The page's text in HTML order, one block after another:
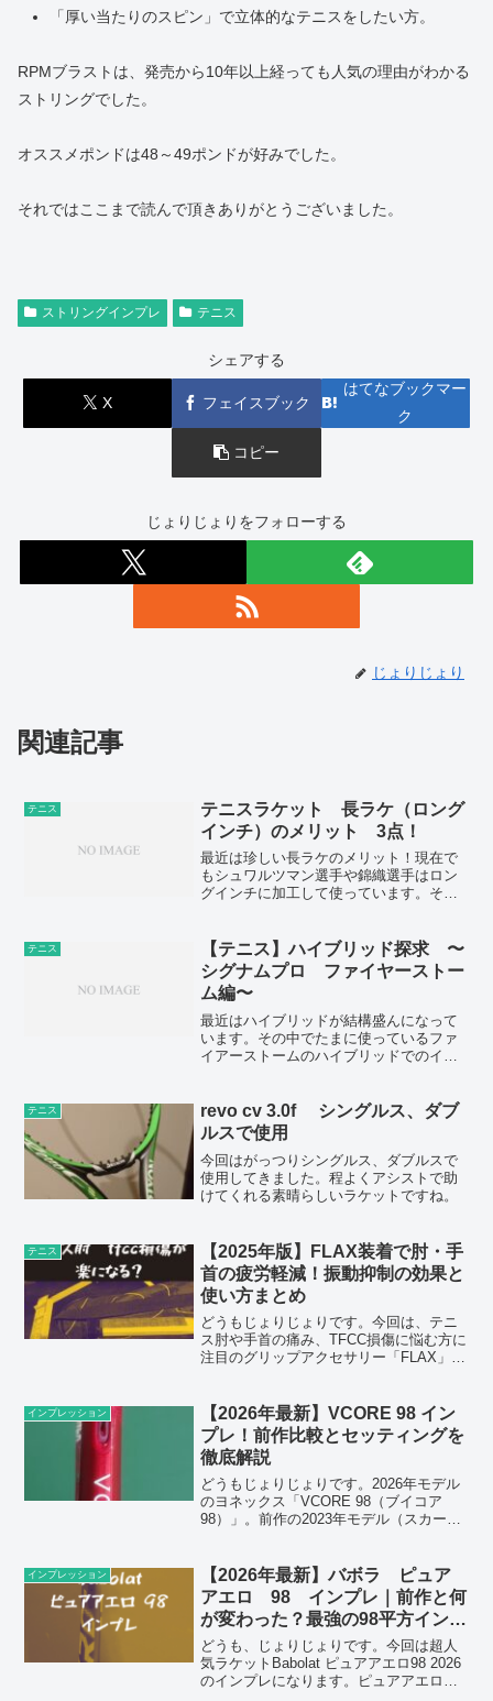
「厚い当たりのスピン」で立体的なテニスをしたい方。
RPMブラストは、発売から10年以上経っても人気の理由がわかる
ストリングでした。
オススメポンドは48～49ポンドが好みでした。
それではここまで読んで頂きありがとうございました。
ストリングインプレ テニス
シェアする
X フェイスブック
はてなブックマー
ク
コピー
じょりじょりをフォローする
じょりじょり
関連記事
テニス
テニスラケット 長ラケ（ロング
インチ）のメリット 3点！
最近は珍しい長ラケのメリット！現在で
もシュワルツマン選手や錦織選手はロン
グインチに加工して使っています。その
テニス
【テニス】ハイブリッド探求 〜
シグナムプロ ファイヤーストー
ム編〜
最近はハイブリッドが結構盛んになって
います。その中でたまに使っているファ
イアーストームのハイブリッドでのイン
テニス
revo cv 3.0f シングルス、ダブ
ルスで使用
今回はがっつりシングルス、ダブルスで
使用してきました。程よくアシストで助
けてくれる素晴らしいラケットですね。
テニス
【2025年版】FLAX装着で肘・手
首の疲労軽減！振動抑制の効果と
使い方まとめ
どうもじょりじょりです。今回は、テニ
ス肘や手首の痛み、TFCC損傷に悩む方に
注目のグリップアクセサリー「FLAX」を
ケットや手首に負担のかかりやすいラケ
ットでも装着...
インプレッション
【2026年最新】VCORE 98 イン
プレ！前作比較とセッティングを
徹底解説
どうもじょりじょりです。2026年モデル
のヨネックス「VCORE 98（ブイコア
98）」。前作の2023年モデル（スカーレ
VCOREだらけになるくらいの大ヒットで
した。今...
インプレッション
【2026年最新】バボラ ピュア
アエロ 98 インプレ｜前作と何
が変わった？最強の98平方インチ
を徹底比較レビュー
どうも、じょりじょりです。今回は超人
気ラケットBabolat ピュアアエロ98 2026
のインプレになります。ピュアアエロシ